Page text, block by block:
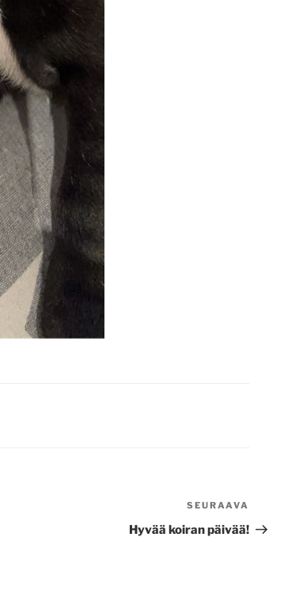
artikkeli
SEURAAVA
Hyvää koiran päivää!